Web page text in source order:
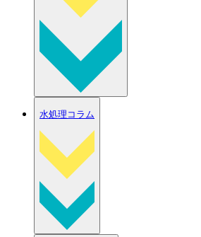
水処理コラム